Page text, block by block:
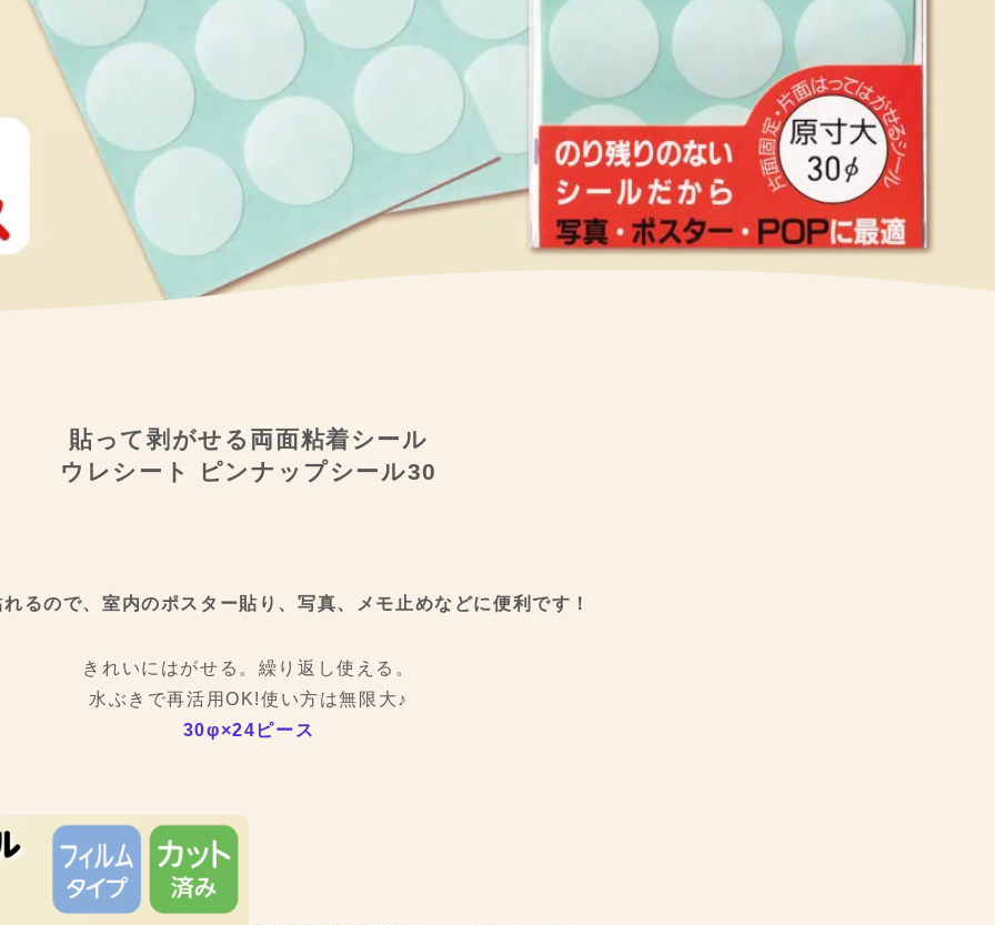
貼って剥がせる両面粘着シール
ウレシート ピンナップシール30
るので、 室内のポスター貼り、写真、メモ止めなどに便利です！
きれいにはがせる。繰り返し使える。
水ぶきで再活用OK!使い方は無限大♪
30φ×24ピース